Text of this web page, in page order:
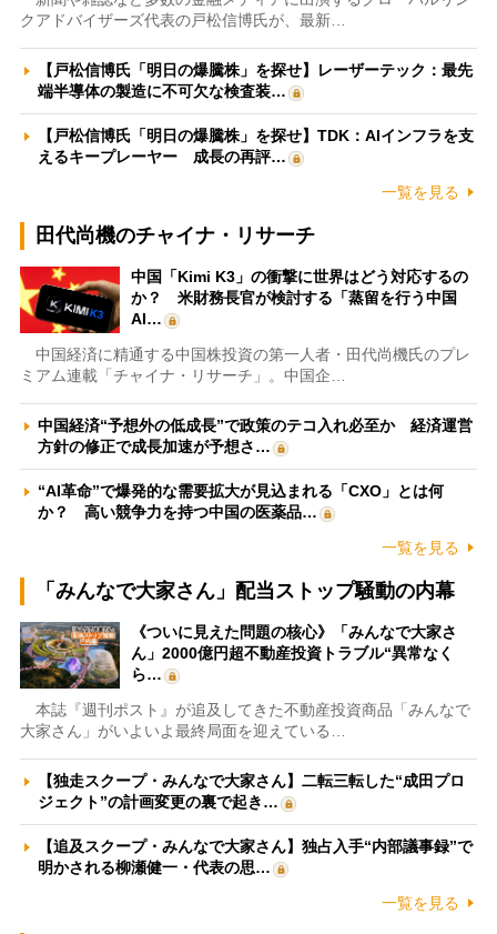
クアドバイザーズ代表の戸松信博氏が、最新…
【戸松信博氏「明日の爆騰株」を探せ】レーザーテック：最先
端半導体の製造に不可欠な検査装…
【戸松信博氏「明日の爆騰株」を探せ】TDK：AIインフラを支
えるキープレーヤー 成長の再評…
一覧を見る
田代尚機のチャイナ・リサーチ
中国「Kimi K3」の衝撃に世界はどう対応するの
か？ 米財務長官が検討する「蒸留を行う中国
AI…
中国経済に精通する中国株投資の第一人者・田代尚機氏のプレ
ミアム連載「チャイナ・リサーチ」。中国企…
中国経済“予想外の低成長”で政策のテコ入れ必至か 経済運営
方針の修正で成長加速が予想さ…
“AI革命”で爆発的な需要拡大が見込まれる「CXO」とは何
か？ 高い競争力を持つ中国の医薬品…
一覧を見る
「みんなで大家さん」配当ストップ騒動の内幕
《ついに見えた問題の核心》「みんなで大家さ
ん」2000億円超不動産投資トラブル“異常なく
ら…
本誌『週刊ポスト』が追及してきた不動産投資商品「みんなで
大家さん」がいよいよ最終局面を迎えている…
【独走スクープ・みんなで大家さん】二転三転した“成田プロ
ジェクト”の計画変更の裏で起き…
【追及スクープ・みんなで大家さん】独占入手“内部議事録”で
明かされる柳瀬健一・代表の思…
一覧を見る